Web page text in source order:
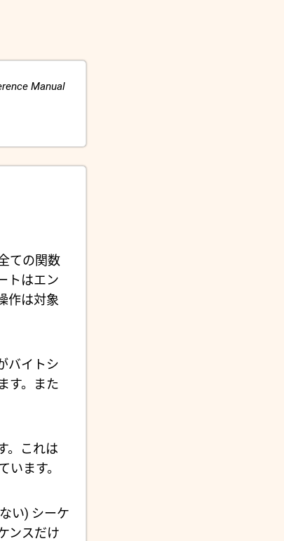
Manual
ての関数
トはエン
作は対象
バイトシ
す。また
。これは
ます。
い) シーケ
ンスだけ